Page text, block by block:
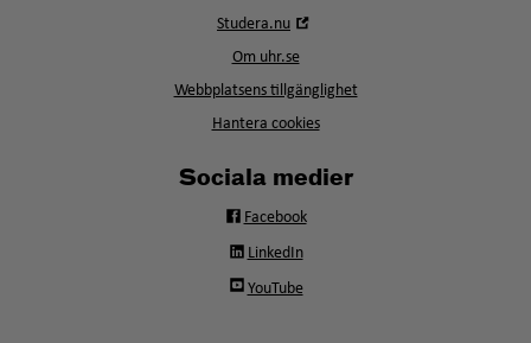
Studera.nu
fönster
Om uhr.se
Webbplatsens tillgänglighet
Hantera cookies
Sociala medier
Facebook
LinkedIn
YouTube